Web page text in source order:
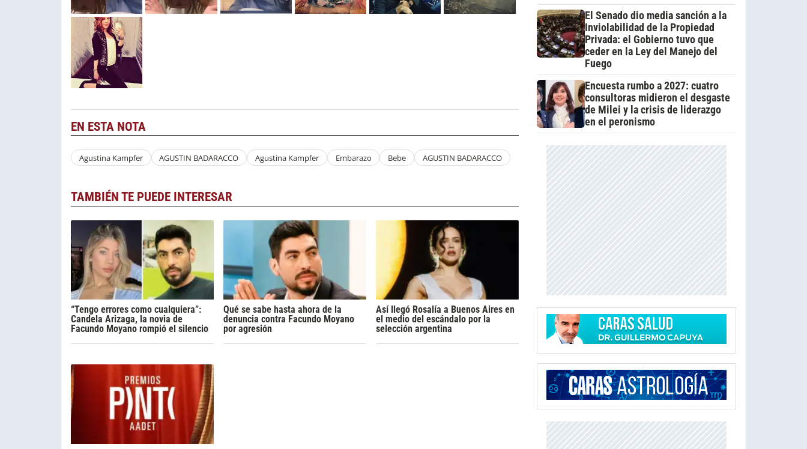
EN ESTA NOTA
Agustina Kampfer AGUSTIN BADARACCO Agustina Kampfer Embarazo Bebe AGUSTIN BADARACCO
TAMBIÉN TE PUEDE INTERESAR
“Tengo errores como cualquiera”:
Candela Arizaga, la novia de
Facundo Moyano rompió el silencio
Qué se sabe hasta ahora de la
denuncia contra Facundo Moyano
por agresión
Así llegó Rosalía a Buenos Aires en
el medio del escándalo por la
selección argentina
El Senado dio media sanción a la
Inviolabilidad de la Propiedad
Privada: el Gobierno tuvo que
ceder en la Ley del Manejo del
Fuego
Encuesta rumbo a 2027: cuatro
consultoras midieron el desgaste
de Milei y la crisis de liderazgo
en el peronismo